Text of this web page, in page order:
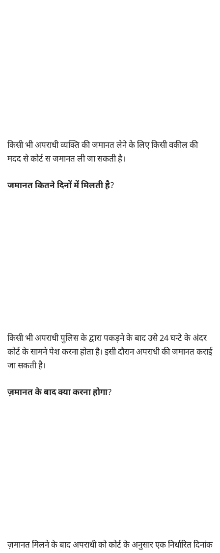
किसी भी अपराधी व्यक्ति की जमानत लेने के लिए किसी वकील की
मदद से कोर्ट स जमानत ली जा सकती है।
जमानत कितने दिनों में मिलती है?
किसी भी अपराधी पुलिस के द्वारा पकड़ने के बाद उसे 24 घन्टे के अंदर
कोर्ट के सामने पेश करना होता है। इसी दौरान अपराधी की जमानत कराई
जा सकती है।
ज़मानत के बाद क्या करना होगा?
ज़मानत मिलने के बाद अपराधी को कोर्ट के अनुसार एक निर्धारित दिनांक